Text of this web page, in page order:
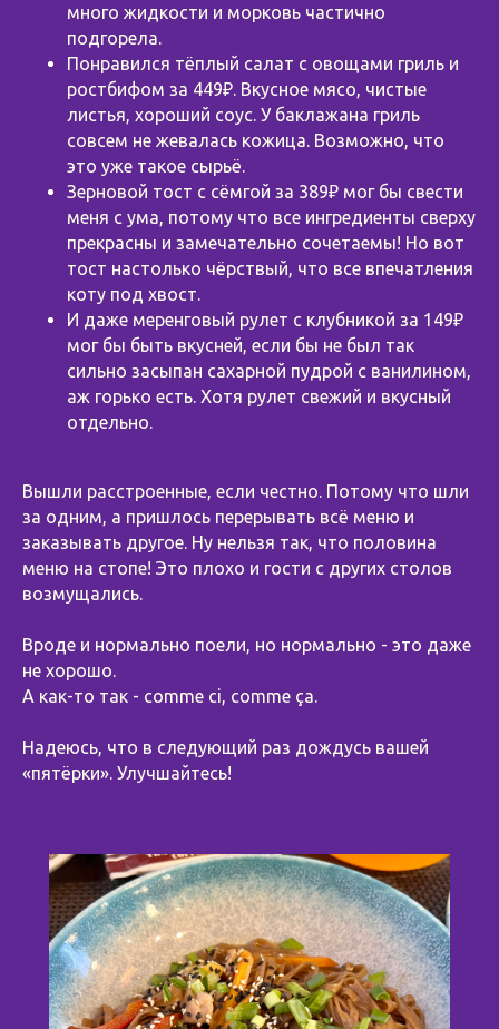
много жидкости и морковь частично
подгорела.
Понравился тёплый салат с овощами гриль и
ростбифом за 449₽. Вкусное мясо, чистые
листья, хороший соус. У баклажана гриль
совсем не жевалась кожица. Возможно, что
это уже такое сырьё.
Зерновой тост с сёмгой за 389₽ мог бы свести
меня с ума, потому что все ингредиенты сверху
прекрасны и замечательно сочетаемы! Но вот
тост настолько чёрствый, что все впечатления
коту под хвост.
И даже меренговый рулет с клубникой за 149₽
мог бы быть вкусней, если бы не был так
сильно засыпан сахарной пудрой с ванилином,
аж горько есть. Хотя рулет свежий и вкусный
отдельно.
Вышли расстроенные, если честно. Потому что шли
за одним, а пришлось перерывать всё меню и
заказывать другое. Ну нельзя так, что половина
меню на стопе! Это плохо и гости с других столов
возмущались.
Вроде и нормально поели, но нормально - это даже
не хорошо.
А как-то так - comme ci, comme ça.
Надеюсь, что в следующий раз дождусь вашей
«пятёрки». Улучшайтесь!